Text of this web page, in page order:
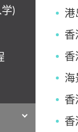
)
港
香
香
海
香
香